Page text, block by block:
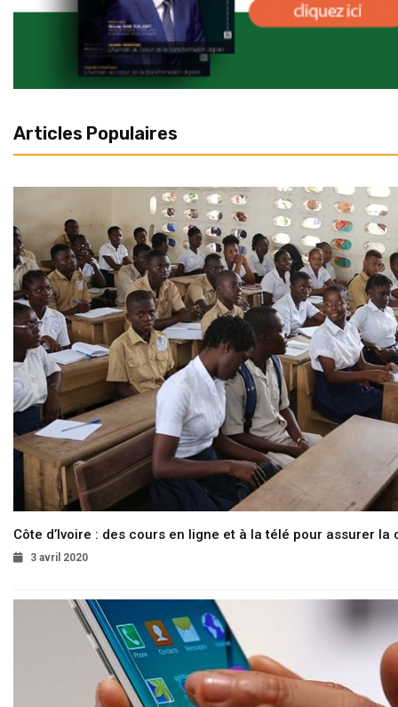
Articles Populaires
Côte d’Ivoire : des cours en ligne et à la télé pour assurer la
3 avril 2020